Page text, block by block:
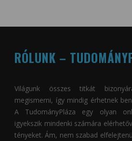
RÓLUNK –
Világunk összes titkát
megismerni, így mindig érhetnek
A TudományPláza egy olyan
igyekszik mindenki számára
tényeket. Ám, nem szabad